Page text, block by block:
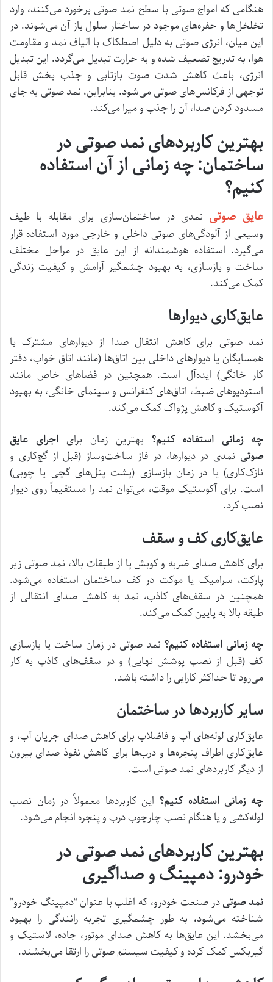
هنگامی که امواج صوتی با سطح نمد صوتی برخورد می‌کنند، وارد
تخلخل‌ها و حفره‌های موجود در ساختار سلول باز آن می‌شوند. در
این میان، انرژی صوتی به دلیل اصطکاک با الیاف نمد و مقاومت
هوا، به تدریج تضعیف شده و به حرارت تبدیل می‌گردد. این تبدیل
انرژی، باعث کاهش شدت صوت بازتابی و جذب بخش قابل
توجهی از فرکانس‌های صوتی می‌شود. بنابراین، نمد صوتی به جای
مسدود کردن صدا، آن را جذب و میرا می‌کند.
بهترین کاربردهای نمد صوتی در
ساختمان: چه زمانی از آن استفاده
کنیم؟
عایق صوتی نمدی در ساختمان‌سازی برای مقابله با طیف
وسیعی از آلودگی‌های صوتی داخلی و خارجی مورد استفاده قرار
می‌گیرد. استفاده هوشمندانه از این عایق در مراحل مختلف
ساخت و بازسازی، به بهبود چشمگیر آرامش و کیفیت زندگی
کمک می‌کند.
عایق‌کاری دیوارها
نمد صوتی برای کاهش انتقال صدا از دیوارهای مشترک با
همسایگان یا دیوارهای داخلی بین اتاق‌ها (مانند اتاق خواب، دفتر
کار خانگی) ایده‌آل است. همچنین در فضاهای خاص مانند
استودیوهای ضبط، اتاق‌های کنفرانس و سینمای خانگی، به بهبود
آکوستیک و کاهش پژواک کمک می‌کند.
چه زمانی استفاده کنیم؟ بهترین زمان برای اجرای عایق
صوتی نمدی در دیوارها، در فاز ساخت‌وساز (قبل از گچ‌کاری و
نازک‌کاری) یا در زمان بازسازی (پشت پنل‌های گچی یا چوبی)
است. برای آکوستیک موقت، می‌توان نمد را مستقیماً روی دیوار
نصب کرد.
عایق‌کاری کف و سقف
برای کاهش صدای ضربه و کوبش پا از طبقات بالا، نمد صوتی زیر
پارکت، سرامیک یا موکت در کف ساختمان استفاده می‌شود.
همچنین در سقف‌های کاذب، نمد به کاهش صدای انتقالی از
طبقه بالا به پایین کمک می‌کند.
چه زمانی استفاده کنیم؟ نمد صوتی در زمان ساخت یا بازسازی
کف (قبل از نصب پوشش نهایی) و در سقف‌های کاذب به کار
می‌رود تا حداکثر کارایی را داشته باشد.
سایر کاربردها در ساختمان
عایق‌کاری لوله‌های آب و فاضلاب برای کاهش صدای جریان آب، و
عایق‌کاری اطراف پنجره‌ها و درب‌ها برای کاهش نفوذ صدای بیرون
از دیگر کاربردهای نمد صوتی است.
چه زمانی استفاده کنیم؟ این کاربردها معمولاً در زمان نصب
لوله‌کشی و یا هنگام نصب چارچوب درب و پنجره انجام می‌شود.
بهترین کاربردهای نمد صوتی در
خودرو: دمپینگ و صداگیری
نمد صوتیدر صنعت خودرو، که اغلب با عنوان “دمپینگ خودرو”
شناخته می‌شود، به طور چشمگیری تجربه رانندگی را بهبود
می‌بخشد. این عایق‌ها به کاهش صدای موتور، جاده، لاستیک و
گیربکس کمک کرده و کیفیت سیستم صوتی را ارتقا می‌بخشند.